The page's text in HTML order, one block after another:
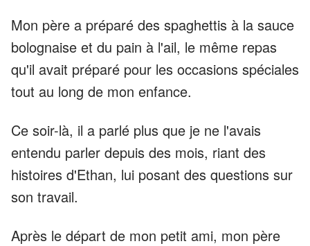
Mon père a préparé des spaghettis à la sauce
bolognaise et du pain à l'ail, le même repas
qu'il avait préparé pour les occasions spéciales
tout au long de mon enfance.
Ce soir-là, il a parlé plus que je ne l'avais
entendu parler depuis des mois, riant des
histoires d'Ethan, lui posant des questions sur
son travail.
Après le départ de mon petit ami, mon père